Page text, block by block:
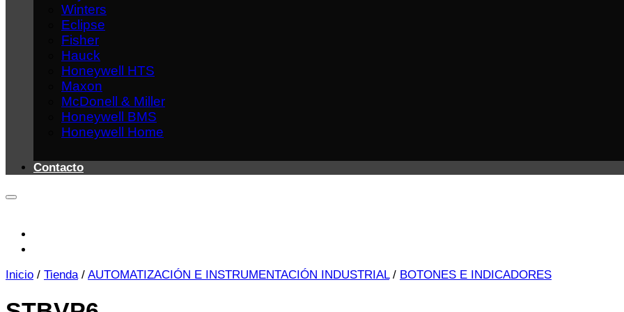
Winters
Eclipse
Fisher
Hauck
Honeywell HTS
Maxon
McDonell & Miller
Honeywell BMS
Honeywell Home
Contacto
Inicio / Tienda / AUTOMATIZACIÓN E INSTRUMENTACIÓN INDUSTRIAL / BOTONES E INDICADORES